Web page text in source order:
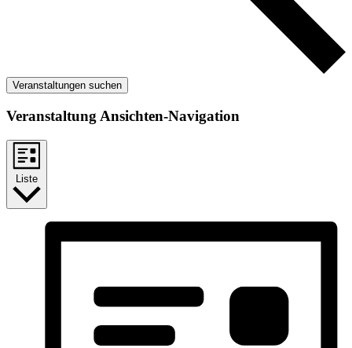
Veranstaltungen suchen
Veranstaltung Ansichten-Navigation
Liste